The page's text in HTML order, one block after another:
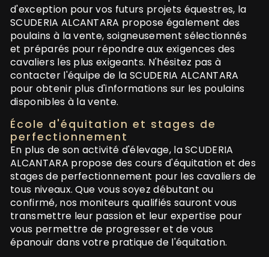
d'exception pour vos futurs projets équestres, la
SCUDERIA ALCANTARA propose également des
poulains à la vente, soigneusement sélectionnés
et préparés pour répondre aux exigences des
cavaliers les plus exigeants. N'hésitez pas à
contacter l'équipe de la SCUDERIA ALCANTARA
pour obtenir plus d'informations sur les poulains
disponibles à la vente.
École d'équitation et stages de
perfectionnement
En plus de son activité d'élevage, la SCUDERIA
ALCANTARA propose des cours d'équitation et des
stages de perfectionnement pour les cavaliers de
tous niveaux. Que vous soyez débutant ou
confirmé, nos moniteurs qualifiés sauront vous
transmettre leur passion et leur expertise pour
vous permettre de progresser et de vous
épanouir dans votre pratique de l'équitation.